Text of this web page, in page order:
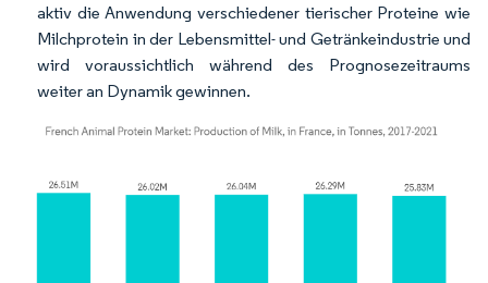
aktiv die Anwendung verschiedener tierischer Proteine wie
Milchprotein in der Lebensmittel- und Getränkeindustrie und
wird voraussichtlich während des Prognosezeitraums
weiter an Dynamik gewinnen.